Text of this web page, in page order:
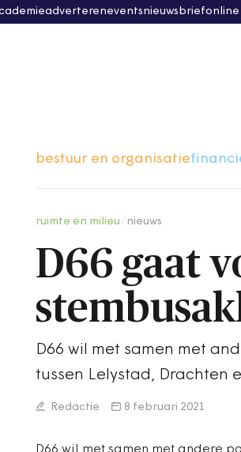
advertereneventsnieuwsbriefonline
bestuur en organisatie
ruimte en milieu nieuws
D66 gaat
D66 wil met samen met
tussen Lelystad, Drachten
Redactie 8 februari 2021